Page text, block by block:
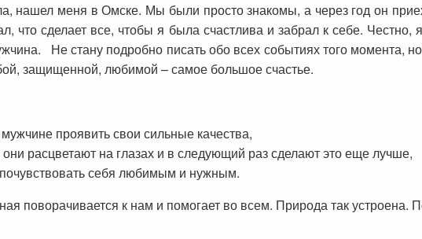
нашел меня в Омске. Мы были просто знакомы, а через год он
что сделает все, чтобы я была счастлива и забрал к себе. Честно,
Не стану подробно писать обо всех событиях того момента,
защищенной, любимой – самое большое счастье.
проявить свои сильные качества,
расцветают на глазах и в следующий раз сделают это еще лучше,
себя любимым и нужным.
поворачивается к нам и помогает во всем. Природа так